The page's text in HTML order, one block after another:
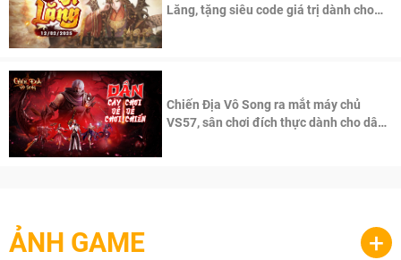
Lăng, tặng siêu code giá trị dành cho
Chiến Địa Vô Song ra mắt máy chủ
VS57, sân chơi đích thực dành cho dân
ẢNH GAME +